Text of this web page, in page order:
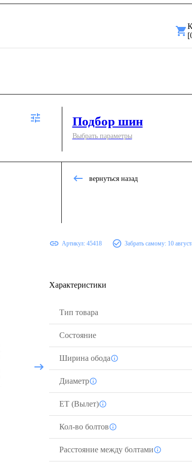
[
Подбор шин
Выбрать параметры
вернуться назад
Артикул: 45418 Забрать самому: 10
Характеристики
Тип товара
Состояние
Ширина обода
Диаметр
ЕТ (Вылет)
Кол-во болтов
Расстояние между болтами